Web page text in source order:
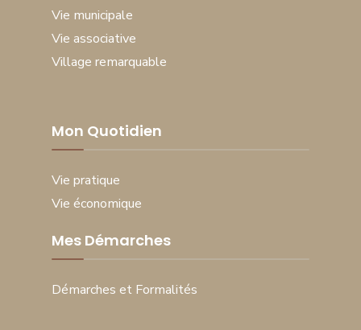
Vie municipale
Vie associative
Village remarquable
Mon Quotidien
Vie pratique
Vie économique
Mes Démarches
Démarches et Formalités